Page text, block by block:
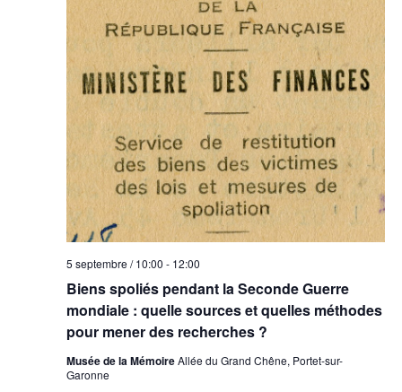
Biens spoliés pendant la Seconde Guerre
mondiale : quelle sources et quelles méthodes
pour mener des recherches ?
5 septembre / 10:00 - 12:00
Musée de la MémoireAllée du Grand Chêne, Portet-sur-
Garonne